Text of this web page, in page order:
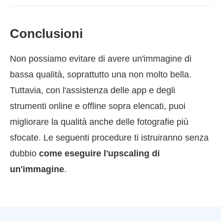
Conclusioni
Non possiamo evitare di avere un'immagine di
bassa qualità, soprattutto una non molto bella.
Tuttavia, con l'assistenza delle app e degli
strumenti online e offline sopra elencati, puoi
migliorare la qualità anche delle fotografie più
sfocate. Le seguenti procedure ti istruiranno senza
dubbio come eseguire l'upscaling di
un'immagine.